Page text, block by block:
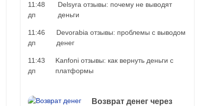
11:48
дп
Delsyra отзывы: почему не выводят
деньги
11:46
дп
Devorabia отзывы: проблемы с выводом
денег
11:43
дп
Kanfoni отзывы: как вернуть деньги с
платформы
Возврат денег через